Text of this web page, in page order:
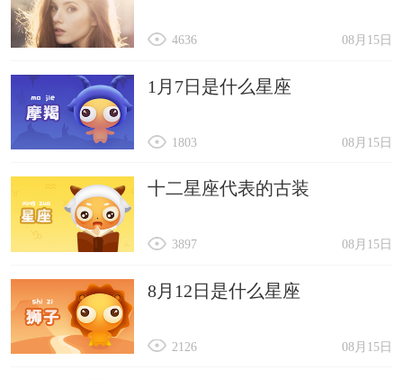
08月15日
4636
1月7日是什么星座
08月15日
1803
十二星座代表的古装
08月15日
3897
8月12日是什么星座
08月15日
2126